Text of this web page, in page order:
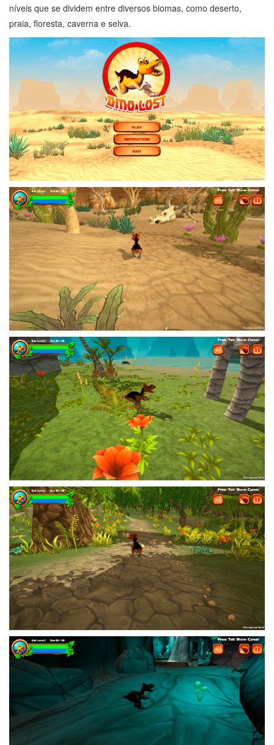
níveis que se dividem entre diversos biomas, como deserto,
praia, floresta, caverna e selva.